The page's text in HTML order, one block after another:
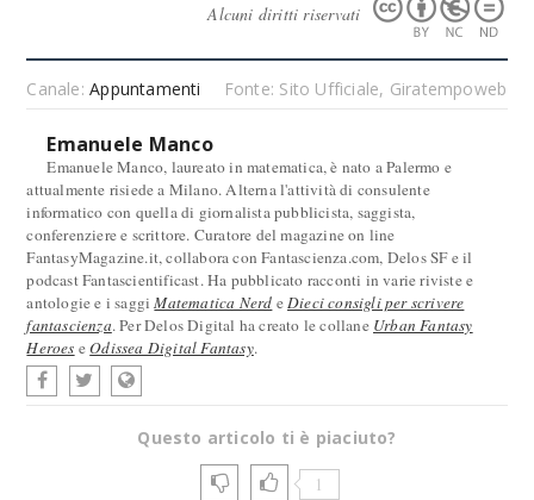
Alcuni diritti riservati
Canale:Appuntamenti Fonte: Sito Ufficiale, Giratempoweb
Emanuele Manco
Emanuele Manco, laureato in matematica, è nato a Palermo e
attualmente risiede a Milano. Alterna l'attività di consulente
informatico con quella di giornalista pubblicista, saggista,
conferenziere e scrittore. Curatore del magazine on line
FantasyMagazine.it, collabora con Fantascienza.com, Delos SF e il
podcast Fantascientificast. Ha pubblicato racconti in varie riviste e
antologie e i saggiMatematica Nerd eDieci consigli per scrivere
fantascienza. Per Delos Digital ha creato le collane Urban Fantasy
Heroes eOdissea Digital Fantasy.
Questo articolo ti è piaciuto?
1